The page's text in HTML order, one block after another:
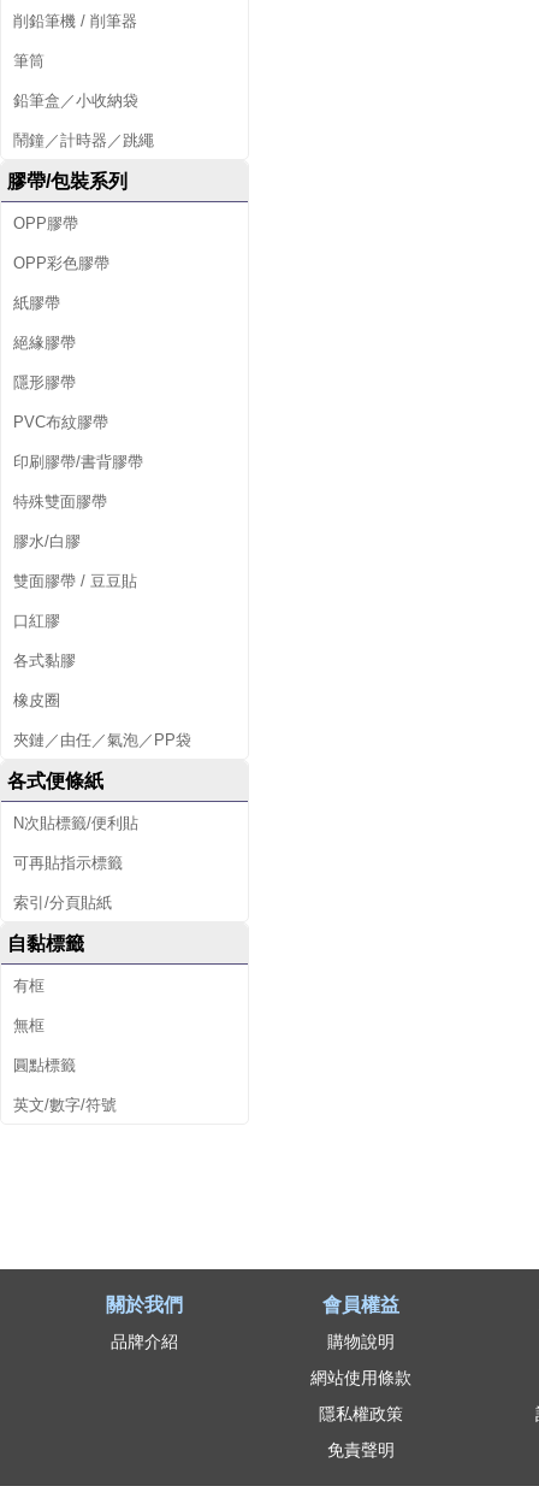
削鉛筆機 / 削筆器
筆筒
鉛筆盒／小收納袋
鬧鐘／計時器／跳繩
膠帶/包裝系列
OPP膠帶
OPP彩色膠帶
紙膠帶
絕緣膠帶
隱形膠帶
PVC布紋膠帶
印刷膠帶/書背膠帶
特殊雙面膠帶
膠水/白膠
雙面膠帶 / 豆豆貼
口紅膠
各式黏膠
橡皮圈
夾鏈／由任／氣泡／PP袋
各式便條紙
N次貼標籤/便利貼
可再貼指示標籤
索引/分頁貼紙
自黏標籤
有框
無框
圓點標籤
英文/數字/符號
關於我們
品牌介紹
會員權益
購物說明
網站使用條款
隱私權政策
免責聲明